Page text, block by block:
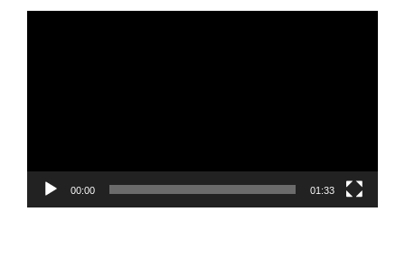
00:00 01:33